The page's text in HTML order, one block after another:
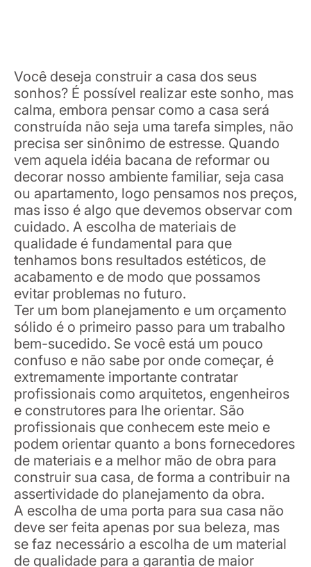
Você deseja construir a casa dos seus
sonhos? É possível realizar este sonho, mas
calma, embora pensar como a casa será
construída não seja uma tarefa simples, não
precisa ser sinônimo de estresse. Quando
vem aquela idéia bacana de reformar ou
decorar nosso ambiente familiar, seja casa
ou apartamento, logo pensamos nos preços,
mas isso é algo que devemos observar com
cuidado. A escolha de materiais de
qualidade é fundamental para que
tenhamos bons resultados estéticos, de
acabamento e de modo que possamos
evitar problemas no futuro.
Ter um bom planejamento e um orçamento
sólido é o primeiro passo para um trabalho
bem-sucedido. Se você está um pouco
confuso e não sabe por onde começar, é
extremamente importante contratar
profissionais como arquitetos, engenheiros
e construtores para lhe orientar. São
profissionais que conhecem este meio e
podem orientar quanto a bons fornecedores
de materiais e a melhor mão de obra para
construir sua casa, de forma a contribuir na
assertividade do planejamento da obra.
A escolha de uma porta para sua casa não
deve ser feita apenas por sua beleza, mas
se faz necessário a escolha de um material
de qualidade para a garantia de maior